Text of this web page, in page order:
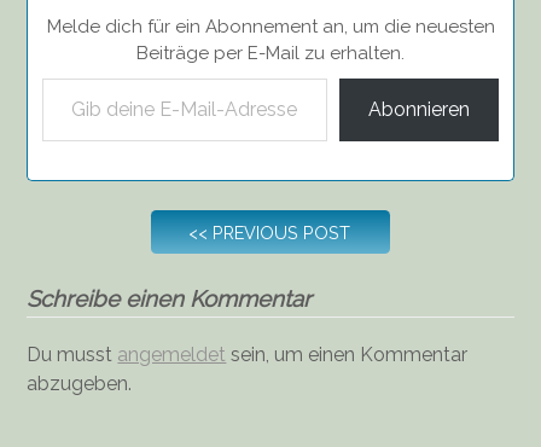
Melde dich für ein Abonnement an, um die neuesten
Beiträge per E-Mail zu erhalten.
Gib deine E-Mail-Adresse ein ...
Abonnieren
Beitragsnavigation
<< PREVIOUS POST
Schreibe einen Kommentar
Du musst angemeldet sein, um einen Kommentar
abzugeben.